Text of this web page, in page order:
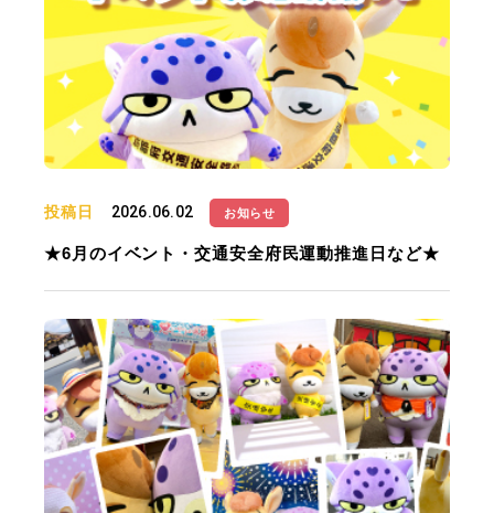
投稿日 2026.06.02 お知らせ
★6月のイベント・交通安全府民運動推進日など★